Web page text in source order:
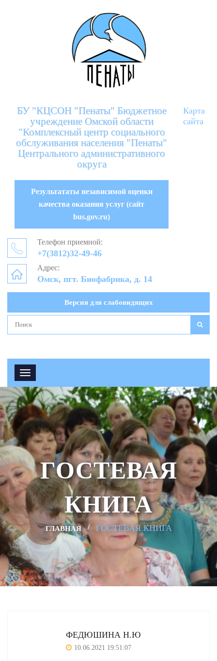
БУ "КЦСОН "Пенаты" Бюджетное
учреждение Омской области
"Комплексный центр социального
обслуживания населения "Пенаты"
Центрального административного
округа
Результататы независимой оценки
качества оказания услуг (сайт
bus.gov.ru)
Карта
сайта
Телефон приемной:
+7(3812)32-49-46
Адрес:
Омск, пгт. Биофабрика, д. 14
Версия для слабовидящих
ГОСТЕВАЯ
КНИГА
ГЛАВНАЯ ГОСТЕВАЯ КНИГА
ФЕДЮШИНА Н.Ю
10.06.2021 19:51:07